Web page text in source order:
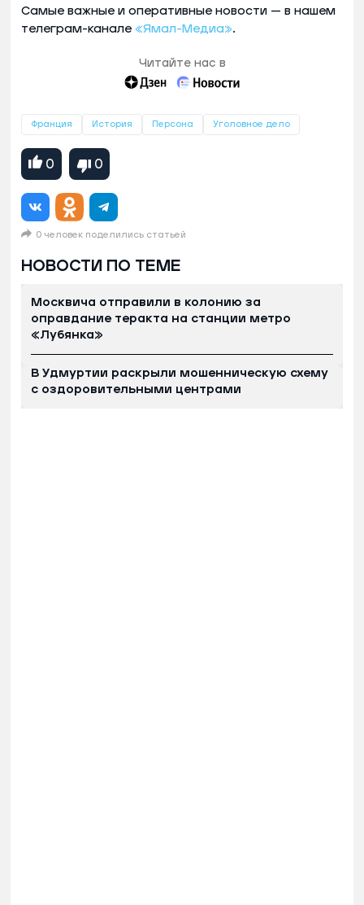
Самые важные и оперативные новости — в нашем
телеграм-канале «Ямал-Медиа».
Читайте нас в
Франция История Персона Уголовное дело
0 0
0 человек поделились статьей
НОВОСТИ ПО ТЕМЕ
Москвича отправили в колонию за
оправдание теракта на станции метро
«Лубянка»
В Удмуртии раскрыли мошенническую схему
с оздоровительными центрами